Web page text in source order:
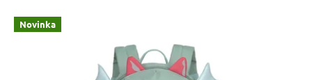
Novinka